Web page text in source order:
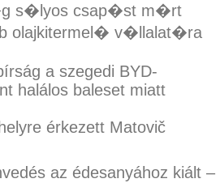
s�lyos csap�st m�rt
olajkitermel� v�llalat�ra
a szegedi BYD-
halálos baleset miatt
érkezett Matovič
az édesanyához kiált –